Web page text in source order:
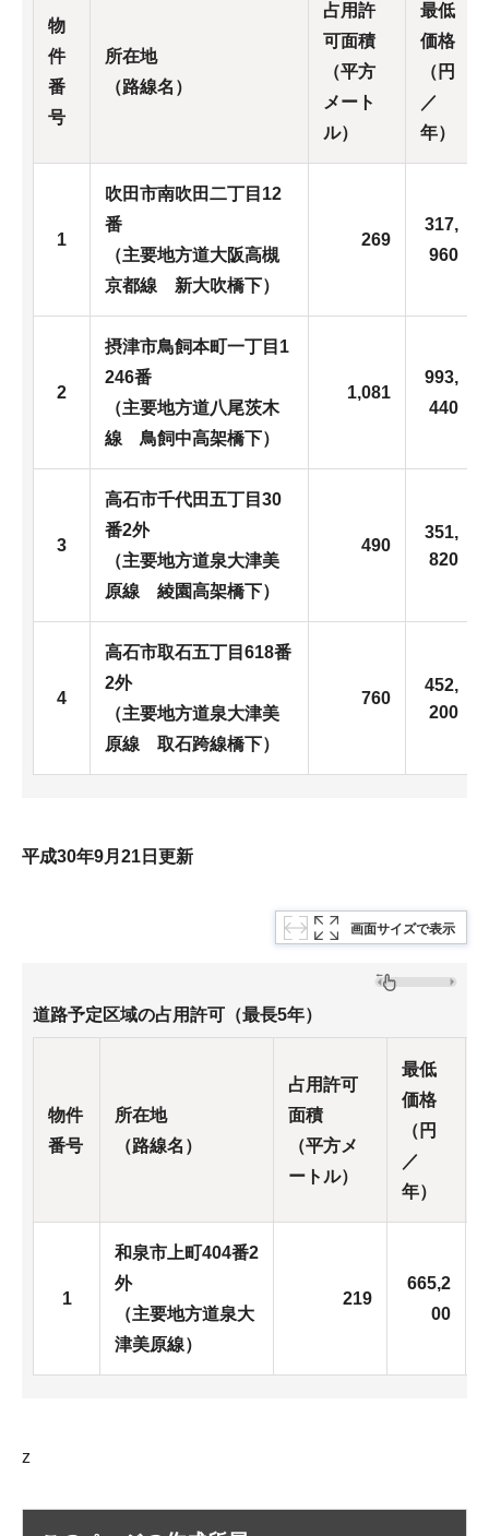
物
件
番
号
所在地
（路線名）
占用許
可面積
（平方
メート
ル）
最低
価格
（円
／
年）
1
吹田市南吹田二丁目12
番
（主要地方道大阪高槻
京都線 新大吹橋下）
269
317,
960
2
摂津市鳥飼本町一丁目1
246番
（主要地方道八尾茨木
線 鳥飼中高架橋下）
1,081
993,
440
3
高石市千代田五丁目30
番2外
（主要地方道泉大津美
原線 綾園高架橋下）
490
351,
820
4
高石市取石五丁目618番
2外
（主要地方道泉大津美
原線 取石跨線橋下）
760
452,
200
平成30年9月21日更新
画面サイズで表示
道路予定区域の占用許可（最長5年）
物件
番号
所在地
（路線名）
占用許可
面積
（平方メ
ートル）
最低
価格
（円
／
年）
1
和泉市上町404番2
外
（主要地方道泉大
津美原線）
219
665,2
00
z